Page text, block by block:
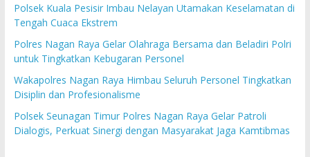
Polsek Kuala Pesisir Imbau Nelayan Utamakan Keselamatan di
Tengah Cuaca Ekstrem
Polres Nagan Raya Gelar Olahraga Bersama dan Beladiri Polri
untuk Tingkatkan Kebugaran Personel
Wakapolres Nagan Raya Himbau Seluruh Personel Tingkatkan
Disiplin dan Profesionalisme
Polsek Seunagan Timur Polres Nagan Raya Gelar Patroli
Dialogis, Perkuat Sinergi dengan Masyarakat Jaga Kamtibmas